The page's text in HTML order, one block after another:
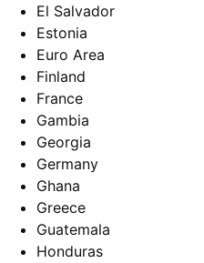
El Salvador
Estonia
Euro Area
Finland
France
Gambia
Georgia
Germany
Ghana
Greece
Guatemala
Honduras